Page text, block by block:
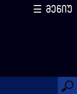
☰ მენიუ